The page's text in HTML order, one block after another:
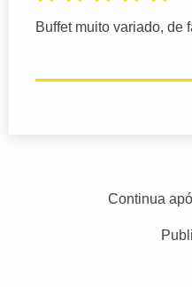
Buffet muito variado, de
Continua